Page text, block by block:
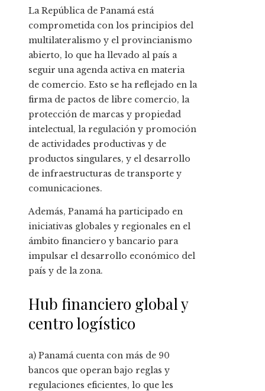
La República de Panamá está
comprometida con los principios del
multilateralismo y el provincianismo
abierto, lo que ha llevado al país a
seguir una agenda activa en materia
de comercio. Esto se ha reflejado en la
firma de pactos de libre comercio, la
protección de marcas y propiedad
intelectual, la regulación y promoción
de actividades productivas y de
productos singulares, y el desarrollo
de infraestructuras de transporte y
comunicaciones.
Además, Panamá ha participado en
iniciativas globales y regionales en el
ámbito financiero y bancario para
impulsar el desarrollo económico del
país y de la zona.
Hub financiero global y
centro logístico
a) Panamá cuenta con más de 90
bancos que operan bajo reglas y
regulaciones eficientes, lo que les